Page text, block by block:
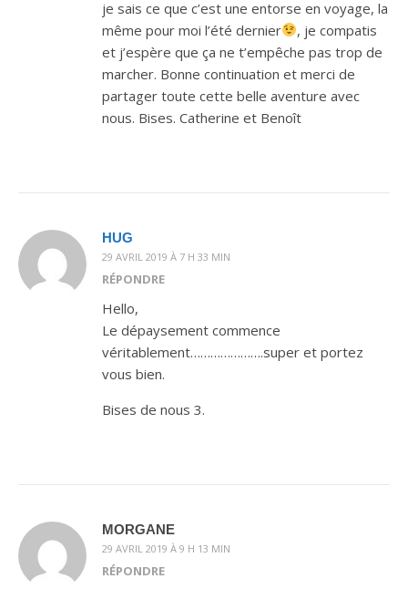
je sais ce que c’est une entorse en voyage, la
même pour moi l’été dernier
, je compatis
et j’espère que ça ne t’empêche pas trop de
marcher. Bonne continuation et merci de
partager toute cette belle aventure avec
nous. Bises. Catherine et Benoît
HUG
29 AVRIL 2019 À 7 H 33 MIN
RÉPONDRE
Hello,
Le dépaysement commence
véritablement………………….super et portez
vous bien.
Bises de nous 3.
MORGANE
29 AVRIL 2019 À 9 H 13 MIN
RÉPONDRE